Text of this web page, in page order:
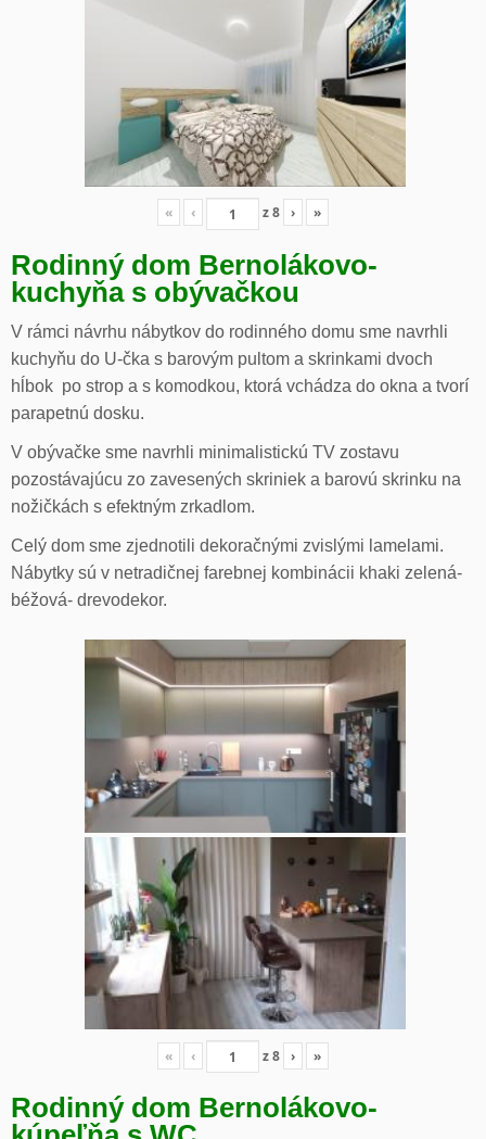
« ‹ z8 › »
Rodinný dom Bernolákovo-
kuchyňa s obývačkou
V rámci návrhu nábytkov do rodinného domu sme navrhli
kuchyňu do U-čka s barovým pultom a skrinkami dvoch
hĺbok po strop a s komodkou, ktorá vchádza do okna a tvorí
parapetnú dosku.
V obývačke sme navrhli minimalistickú TV zostavu
pozostávajúcu zo zavesených skriniek a barovú skrinku na
nožičkách s efektným zrkadlom.
Celý dom sme zjednotili dekoračnými zvislými lamelami.
Nábytky sú v netradičnej farebnej kombinácii khaki zelená-
béžová- drevodekor.
« ‹ z8 › »
Rodinný dom Bernolákovo-